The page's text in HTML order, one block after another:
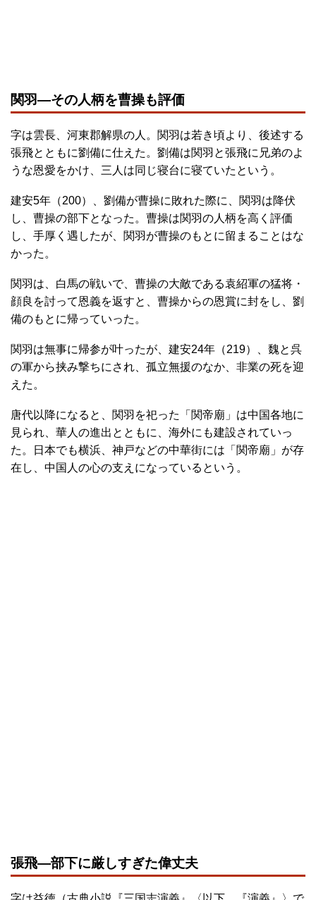
関羽―その人柄を曹操も評価
字は雲長、河東郡解県の人。関羽は若き頃より、後述する
張飛とともに劉備に仕えた。劉備は関羽と張飛に兄弟のよ
うな恩愛をかけ、三人は同じ寝台に寝ていたという。
建安5年（200）、劉備が曹操に敗れた際に、関羽は降伏
し、曹操の部下となった。曹操は関羽の人柄を高く評価
し、手厚く遇したが、関羽が曹操のもとに留まることはな
かった。
関羽は、白馬の戦いで、曹操の大敵である袁紹軍の猛将・
顔良を討って恩義を返すと、曹操からの恩賞に封をし、劉
備のもとに帰っていった。
関羽は無事に帰参が叶ったが、建安24年（219）、魏と呉
の軍から挟み撃ちにされ、孤立無援のなか、非業の死を迎
えた。
唐代以降になると、関羽を祀った「関帝廟」は中国各地に
見られ、華人の進出とともに、海外にも建設されていっ
た。日本でも横浜、神戸などの中華街には「関帝廟」が存
在し、中国人の心の支えになっているという。
張飛―部下に厳しすぎた偉丈夫